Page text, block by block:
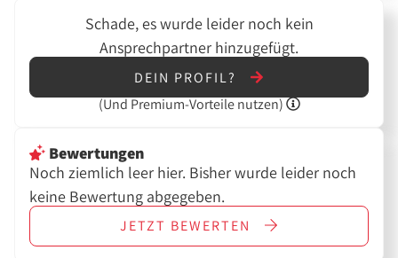
Schade, es wurde leider noch kein
Ansprechpartner hinzugefügt.
DEIN PROFIL?
(Und Premium-Vorteile nutzen)
Bewertungen
Noch ziemlich leer hier. Bisher wurde leider noch
keine Bewertung abgegeben.
JETZT BEWERTEN